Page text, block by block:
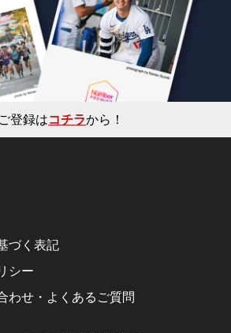
登録はコチラから！
づく表記
シー
わせ・よくあるご質問